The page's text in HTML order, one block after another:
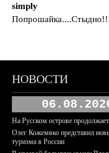
simply
НОВОСТИ
На Русском острове
Олег Кожемяко представил
туризма в России